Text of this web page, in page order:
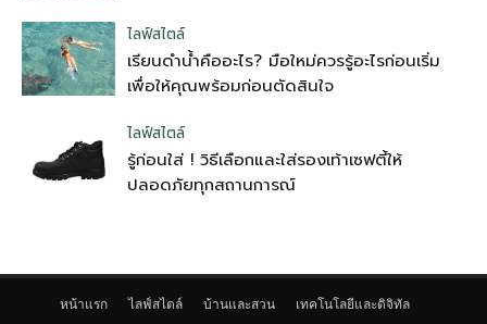
ไลฟ์สไตล์
เรียนดำน้ำคืออะไร? มือใหม่ควรรู้อะไรก่อนเริ่ม
เพื่อให้คุณพร้อมก่อนตัดสินใจ
ไลฟ์สไตล์
รู้ก่อนใส่ ! วิธีเลือกและใส่รองเท้าเซฟตี้ให้
ปลอดภัยทุกสถานการณ์
หน้าแรก ไลฟ์สไตล์ บ้านและสวน เทคโนโลยีและดิจิทัล